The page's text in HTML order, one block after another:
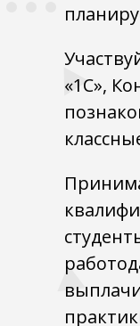
«1С»,